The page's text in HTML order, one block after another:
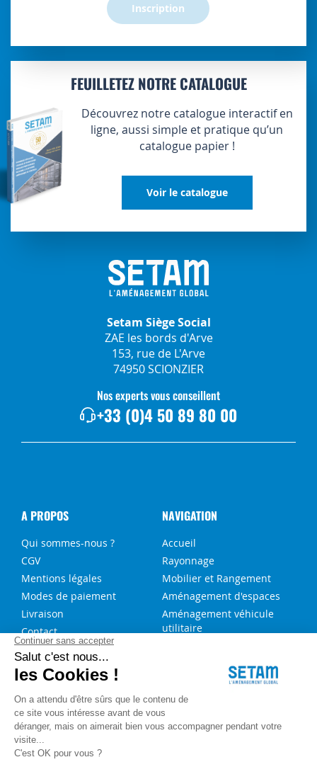
Inscription
FEUILLETEZ NOTRE CATALOGUE
Découvrez notre catalogue interactif en
ligne, aussi simple et pratique qu’un
catalogue papier !
Voir le catalogue
Setam Siège Social
ZAE les bords d'Arve
153, rue de L'Arve
74950 SCIONZIER
Nos experts vous conseillent
+33 (0)4 50 89 80 00
A PROPOS
Qui sommes-nous ?
CGV
Mentions légales
Modes de paiement
Livraison
Contact
NAVIGATION
Accueil
Rayonnage
Mobilier et Rangement
Aménagement d'espaces
Aménagement véhicule
utilitaire
NOS SERVICES
FAQ
Blog
Aide au choix rayonnage
Service de montage